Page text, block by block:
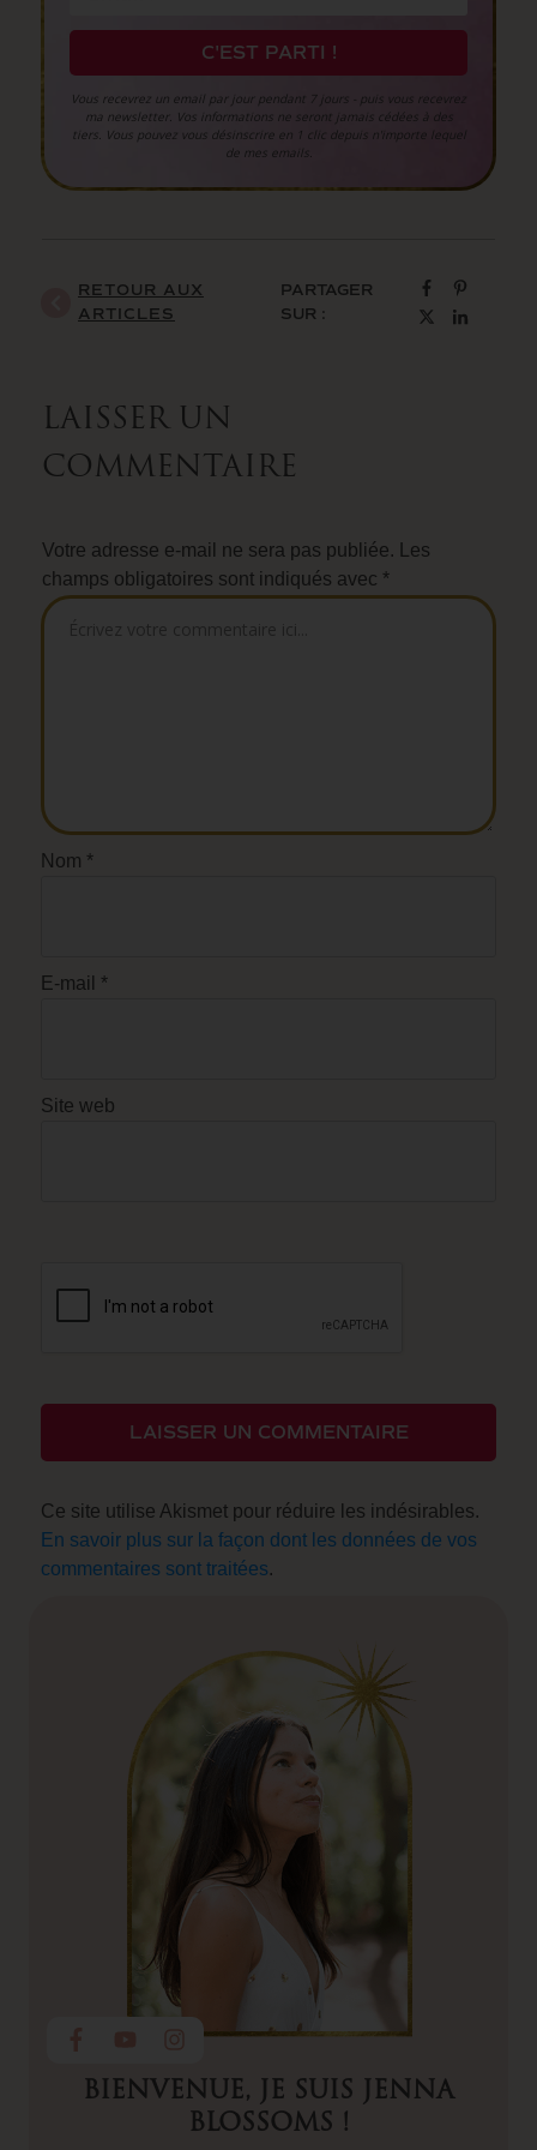
C'EST PARTI !
Vous recevrez un email par jour pendant 7 jours - puis vous recevrez
ma newsletter. Vos informations ne seront jamais cédées à des
tiers.
Vous pouvez vous désinscrire en 1 clic depuis n'importe lequel
de mes emails.
RETOUR AUX
ARTICLES
PARTAGER
SUR :
LAISSER UN
COMMENTAIRE
Votre adresse e-mail ne sera pas publiée.
Les
champs obligatoires sont indiqués avec *
Nom *
E-mail *
Site web
LAISSER UN COMMENTAIRE
Ce site utilise Akismet pour réduire les indésirables.
En savoir plus sur la façon dont les données de vos
commentaires sont traitées.
BIENVENUE, JE SUIS JENNA
BLOSSOMS !